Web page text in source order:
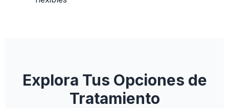
Explora Tus Opciones de
Tratamiento